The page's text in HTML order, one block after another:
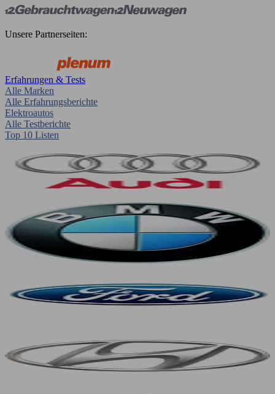
Unsere Partnerseiten:
Erfahrungen & Tests
Alle Marken
Alle Erfahrungsberichte
Elektroautos
Alle Testberichte
Top 10 Listen